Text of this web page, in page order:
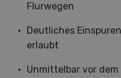
Flurwegen
Deutliches
erlaubt
Unmittelbar vor